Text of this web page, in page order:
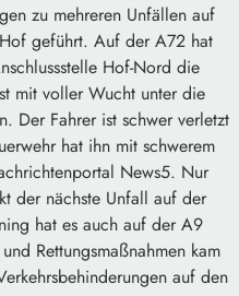
zu mehreren Unfällen auf
geführt. Auf der A72 hat
Hof-Nord die
mit voller Wucht unter die
Der Fahrer ist schwer verletzt
hat ihn mit schwerem
News5. Nur
der nächste Unfall auf der
hat es auch auf der A9
Rettungsmaßnahmen kam
auf den